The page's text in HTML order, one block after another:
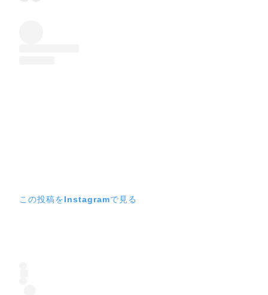
この投稿をInstagramで見る